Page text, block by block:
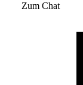
Zum Chat